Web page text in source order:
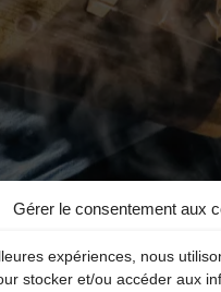
Gérer le consentement aux
expériences, nous
stocker et/ou accéder aux